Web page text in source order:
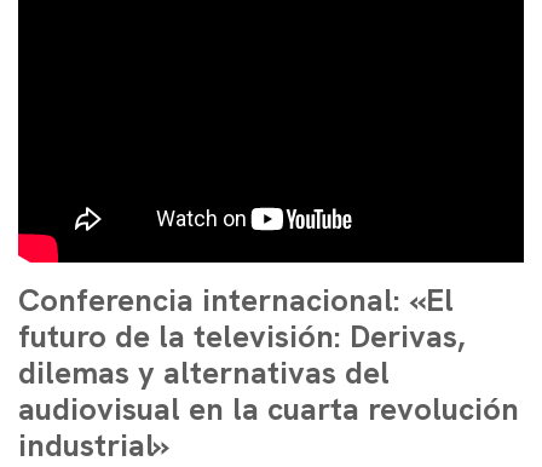
Conferencia internacional: «El
futuro de la televisión: Derivas,
dilemas y alternativas del
audiovisual en la cuarta revolución
industrial»